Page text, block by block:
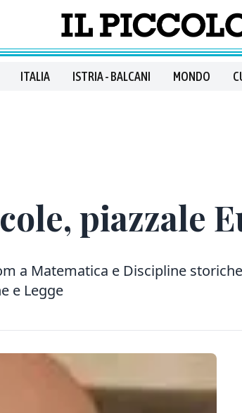
ITALIA ISTRIA - BALCANI MONDO
piazzale
a Matematica e Discipline
e Legge